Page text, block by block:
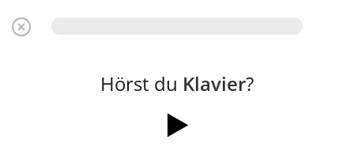
Hörst du Klavier?